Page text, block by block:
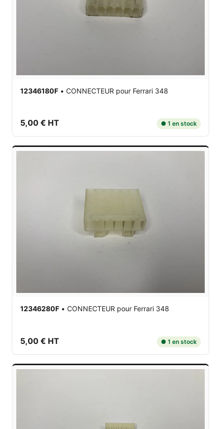
12346180F • CONNECTEUR pour Ferrari 348
5,00 € HT ● 1 en stock
12346280F • CONNECTEUR pour Ferrari 348
5,00 € HT ● 1 en stock